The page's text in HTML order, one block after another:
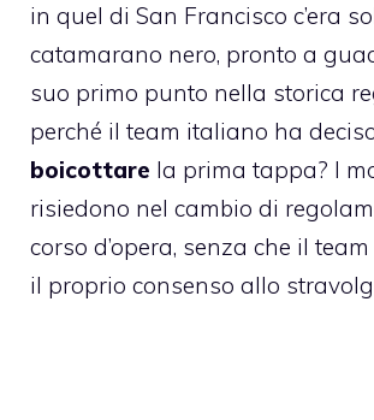
in quel di San Francisco c’era
catamarano nero, pronto a
suo primo punto nella storica
perché il team italiano ha
boicottare la prima tappa? I
risiedono nel cambio di
corso d’opera, senza che il
il proprio consenso allo